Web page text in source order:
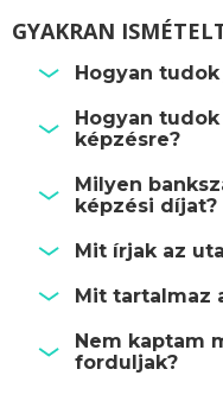
GYAKRAN
Hogyan
Hogyan
képzésre?
Milyen
képzési díjat?
Mit írjak az
Mit tartalmaz
Nem kaptam
forduljak?